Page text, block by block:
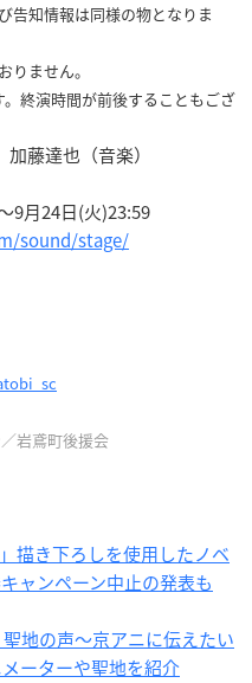
告知情報は同様の物となりま
ません。
終演時間が前後することもござ
藤達也（音楽）
9月24日(火)23:59
sound/stage/
岩鳶町後援会
描き下ろしを使用したノベ
ャンペーン中止の発表も
地の声～京アニに伝えたい
ーターや聖地を紹介